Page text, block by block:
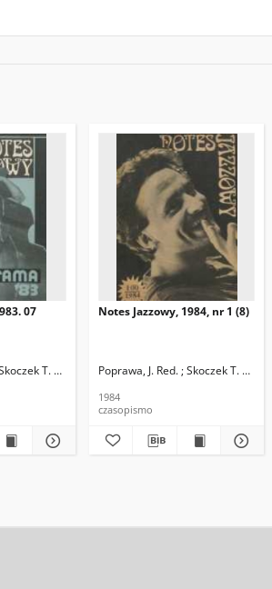
07
T. Red.
Notes Jazzowy, 1984, nr 1 (8)
Poprawa, J. Red. ; Skoczek T. Red.
1984
czasopismo